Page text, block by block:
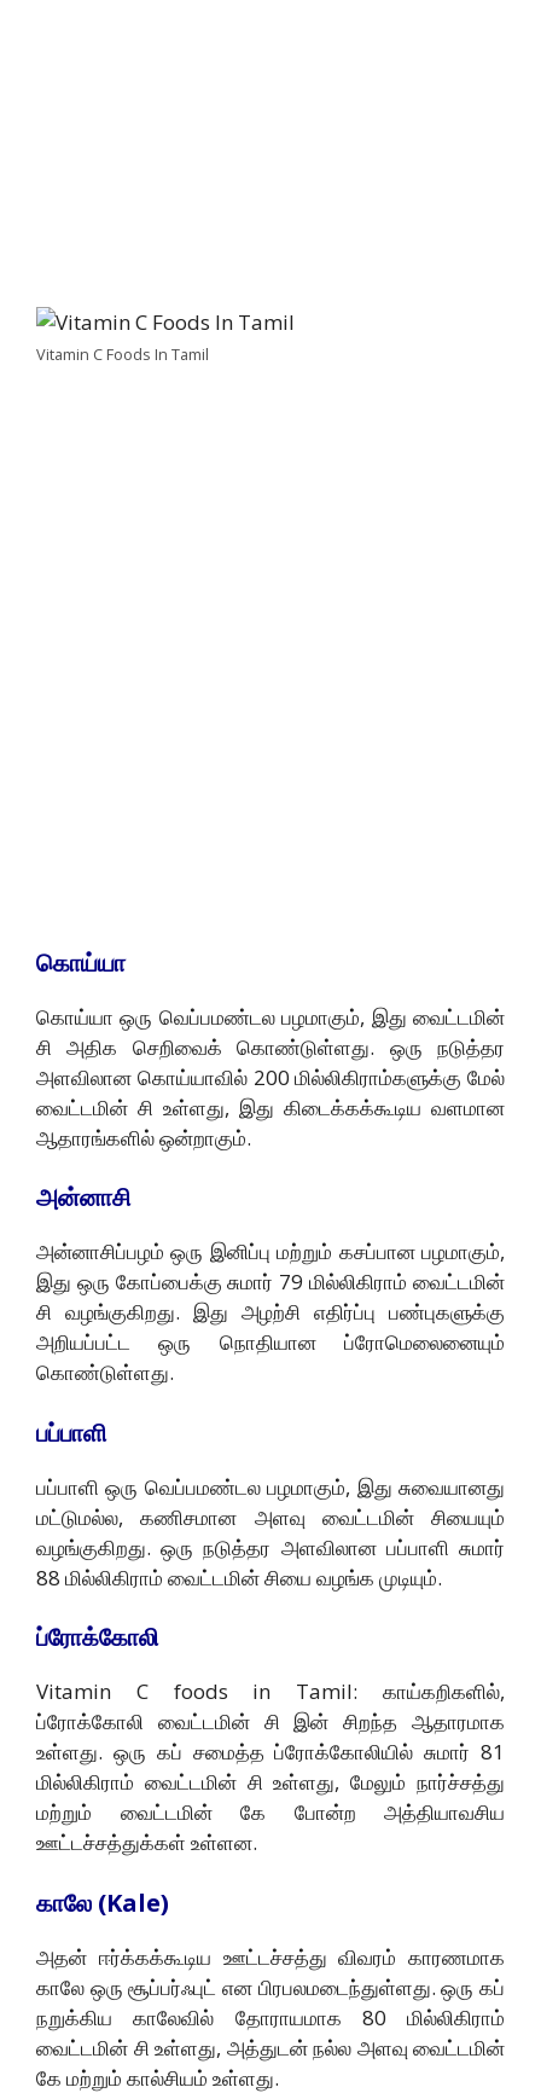
Vitamin C Foods In Tamil
கொய்யா
கொய்யா ஒரு வெப்பமண்டல பழமாகும், இது வைட்டமின்
சி அதிக செறிவைக் கொண்டுள்ளது. ஒரு நடுத்தர
அளவிலான கொய்யாவில் 200 மில்லிகிராம்களுக்கு மேல்
வைட்டமின் சி உள்ளது, இது கிடைக்கக்கூடிய வளமான
ஆதாரங்களில் ஒன்றாகும்.
அன்னாசி
அன்னாசிப்பழம் ஒரு இனிப்பு மற்றும் கசப்பான பழமாகும்,
இது ஒரு கோப்பைக்கு சுமார் 79 மில்லிகிராம் வைட்டமின்
சி வழங்குகிறது. இது அழற்சி எதிர்ப்பு பண்புகளுக்கு
அறியப்பட்ட ஒரு நொதியான ப்ரோமெலைனையும்
கொண்டுள்ளது.
பப்பாளி
பப்பாளி ஒரு வெப்பமண்டல பழமாகும், இது சுவையானது
மட்டுமல்ல, கணிசமான அளவு வைட்டமின் சியையும்
வழங்குகிறது. ஒரு நடுத்தர அளவிலான பப்பாளி சுமார்
88 மில்லிகிராம் வைட்டமின் சியை வழங்க முடியும்.
ப்ரோக்கோலி
Vitamin C foods in Tamil: காய்கறிகளில்,
ப்ரோக்கோலி வைட்டமின் சி இன் சிறந்த ஆதாரமாக
உள்ளது. ஒரு கப் சமைத்த ப்ரோக்கோலியில் சுமார் 81
மில்லிகிராம் வைட்டமின் சி உள்ளது, மேலும் நார்ச்சத்து
மற்றும் வைட்டமின் கே போன்ற அத்தியாவசிய
ஊட்டச்சத்துக்கள் உள்ளன.
காலே (Kale)
அதன் ஈர்க்கக்கூடிய ஊட்டச்சத்து விவரம் காரணமாக
காலே ஒரு சூப்பர்ஃபுட் என பிரபலமடைந்துள்ளது. ஒரு கப்
நறுக்கிய காலேவில் தோராயமாக 80 மில்லிகிராம்
வைட்டமின் சி உள்ளது, அத்துடன் நல்ல அளவு வைட்டமின்
கே மற்றும் கால்சியம் உள்ளது.